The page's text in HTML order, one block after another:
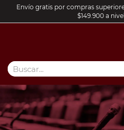
Envío gratis por compras
$149.900 a